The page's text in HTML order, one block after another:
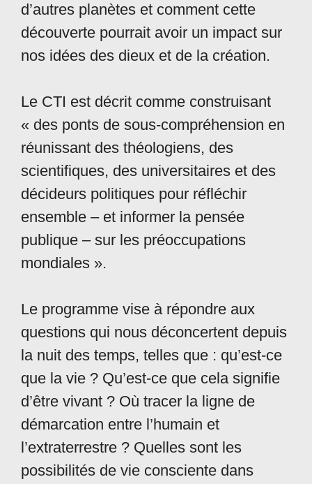
d’autres planètes et comment cette
découverte pourrait avoir un impact sur
nos idées des dieux et de la création.
Le CTI est décrit comme construisant
« des ponts de sous-compréhension en
réunissant des théologiens, des
scientifiques, des universitaires et des
décideurs politiques pour réfléchir
ensemble – et informer la pensée
publique – sur les préoccupations
mondiales ».
Le programme vise à répondre aux
questions qui nous déconcertent depuis
la nuit des temps, telles que : qu’est-ce
que la vie ? Qu’est-ce que cela signifie
d’être vivant ? Où tracer la ligne de
démarcation entre l’humain et
l’extraterrestre ? Quelles sont les
possibilités de vie consciente dans